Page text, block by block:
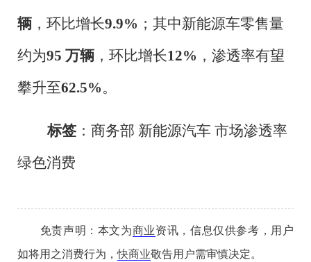
辆 ，环比增长9.9% ；其中新能源车零售量
约为95 万辆 ，环比增长12% ，渗透率有望
攀升至62.5%。
标签：商务部 新能源汽车 市场渗透率
绿色消费
免责声明：本文为商业资讯，信息仅供参考，用户
如将用之消费行为，快商业敬告用户需审慎决定。